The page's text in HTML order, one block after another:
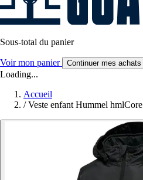
Sous-total du panier
Voir mon panier Continuer mes achats
Loading...
Accueil
/ Veste enfant Hummel hmlCore